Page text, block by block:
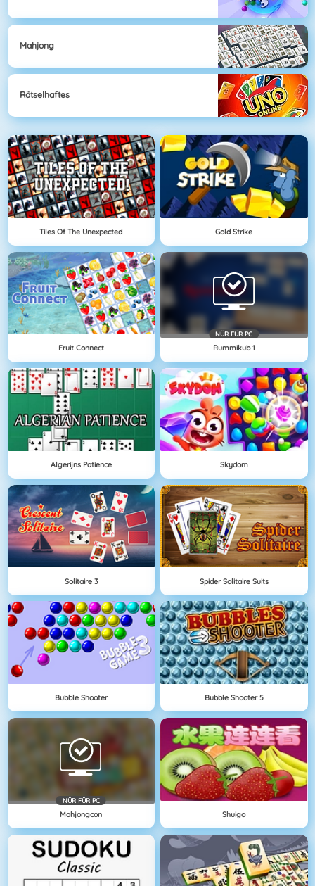
Mahjong
Rätselhaftes
Tiles Of The Unexpected Gold Strike
Fruit Connect
NÜR FÜR PC
Rummikub 1
Algerijns Patience Skydom
Solitaire 3 Spider Solitaire Suits
Bubble Shooter Bubble Shooter 5
NÜR FÜR PC
Mahjongcon Shuigo